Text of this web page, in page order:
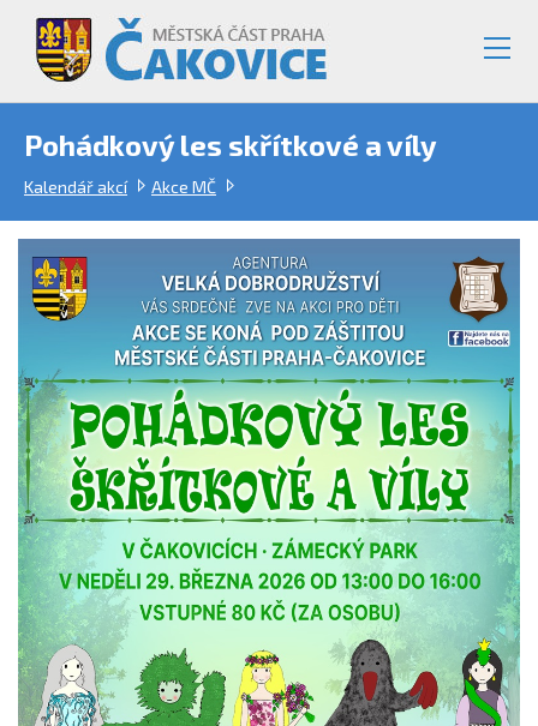
Pohádkový les skřítkové a víly
Kalendář akcí Akce MČ